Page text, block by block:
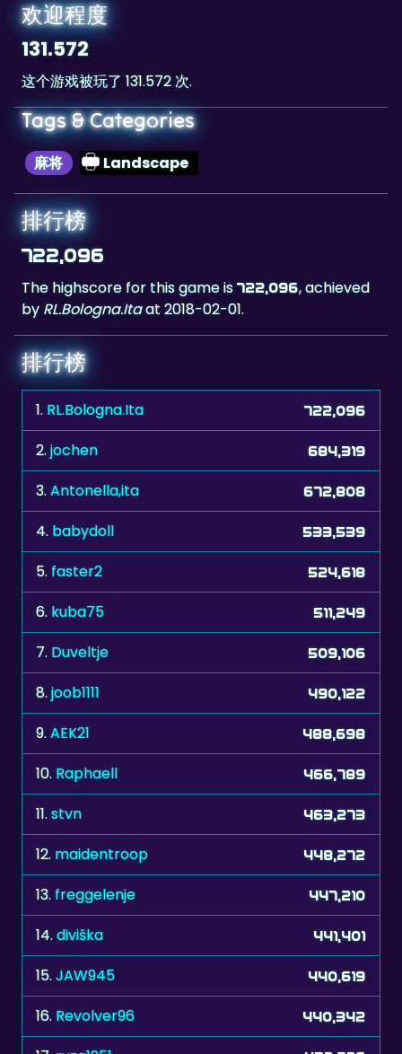
欢迎程度
131.572
这个游戏被玩了 131.572 次.
Tags & Categories
麻将 Landscape
排行榜
722,096
The highscore for this game is722,096, achieved
by RL.Bologna.Itaat 2018-02-01.
排行榜
1. RL.Bologna.Ita 722,096
2.jochen 684,319
3.Antonella,ita 672,808
4. babydoll 533,539
5.faster2 524,618
6. kuba75 511,249
7. Duveltje 509,106
8.joob1111 490,122
9.AEK21 488,698
10. Raphaell 466,789
11.stvn 463,273
12. maidentroop 448,272
13.freggelenje 447,210
14.diviška 441,401
15.JAW945 440,619
16. Revolver96 440,342